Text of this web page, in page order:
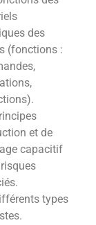
des
(fonctions :
et de
capacitif
types